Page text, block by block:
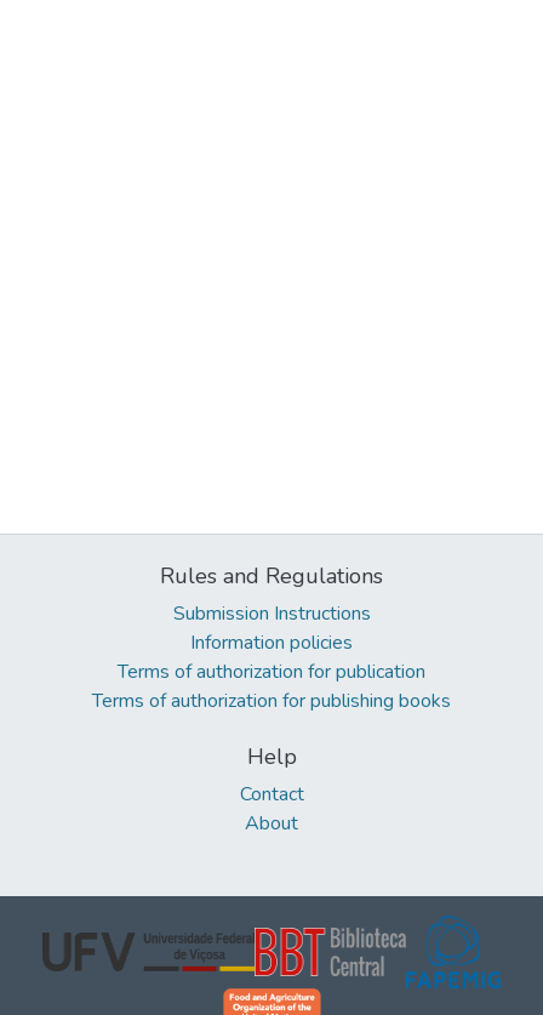
Rules and Regulations
Submission Instructions
Information policies
Terms of authorization for publication
Terms of authorization for publishing books
Help
Contact
About